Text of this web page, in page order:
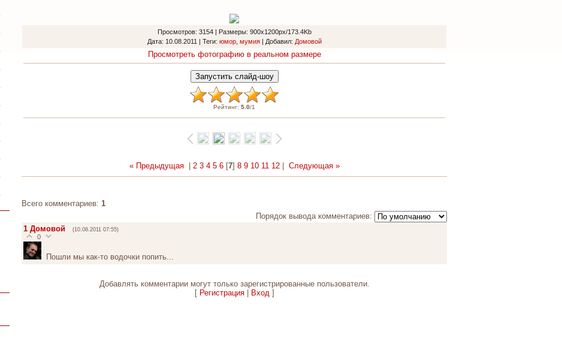
Просмотров: 3154 | Размеры: 900x1200px/173.4Kb
Дата: 10.08.2011 | Теги: юмор, мумия| Добавил: Домовой
Просмотреть фотографию в реальном размере
Рейтинг: 5.0/1
« Предыдущая| 2 3 4 5 6[7] 8 9 10 11 12| Следующая »
Всего комментариев: 1
Порядок вывода комментариев:
1 Домовой (10.08.2011 07:55)
0
Пошли мы как-то водочки попить...
Добавлять комментарии могут только зарегистрированные пользователи.
[ Регистрация| Вход ]